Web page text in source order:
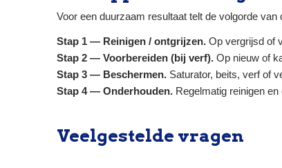
Voor een duurzaam resultaat telt de volgorde
Stap 1 — Reinigen / ontgrijzen. Op vergrijsd of
Stap 2 — Voorbereiden (bij verf). Op nieuw of
Stap 3 — Beschermen. Saturator, beits, verf of
Stap 4 — Onderhouden. Regelmatig reinigen
Veelgestelde vragen